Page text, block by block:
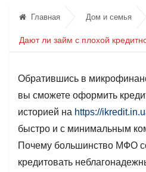
Главная Дом и семья
Дают ли займ с плохой
Обратившись в
вы сможете оформить
историей на https://
быстро и с минимальным
Почему большинство МФО
кредитовать